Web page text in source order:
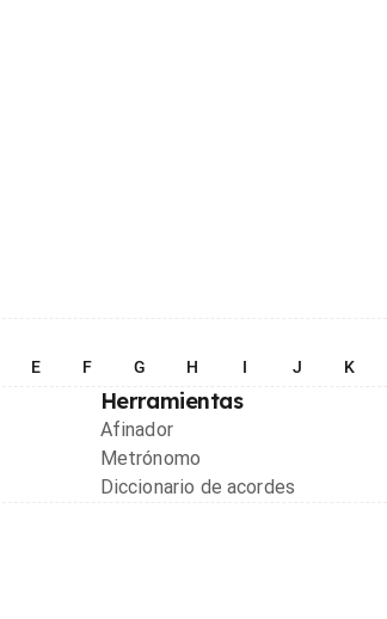
E F G H I J K
Herramientas
Afinador
Metrónomo
Diccionario de acordes